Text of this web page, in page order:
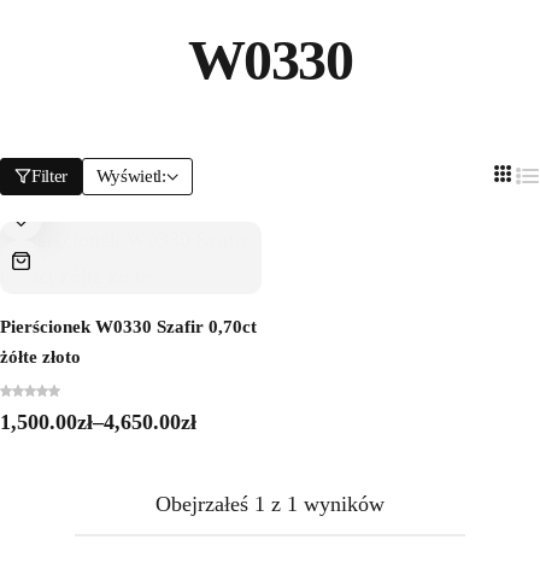
W0330
Filter Wyświetl:
Pierścionek W0330 Szafir 0,70ct
żółte złoto
1,500.00zł–4,650.00zł
Obejrzałeś 1 z 1 wyników